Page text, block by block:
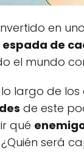
en
espada de
el mundo
largo de
de este
qué
¿Quién será